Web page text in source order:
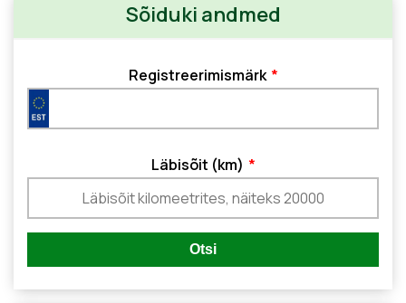
Sõiduki andmed
Registreerimismärk
Läbisõit (km)